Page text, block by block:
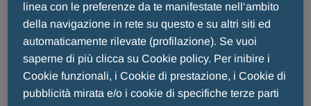
Menarini continua a monitorare la sicurezza del
farmaco anche dopo l’immissione in commercio: dal
momento della prescrizione del medico fino
all’assunzione da parte del paziente (e anche
successivamente).
linea con le preferenze da te manifestate nell‘ambito
della navigazione in rete su questo e su altri siti ed
automaticamente rilevate (profilazione). Se vuoi
saperne di più clicca su Cookie policy. Per inibire i
Cookie funzionali, i Cookie di prestazione, i Cookie di
pubblicità mirata e/o i cookie di specifiche terze parti